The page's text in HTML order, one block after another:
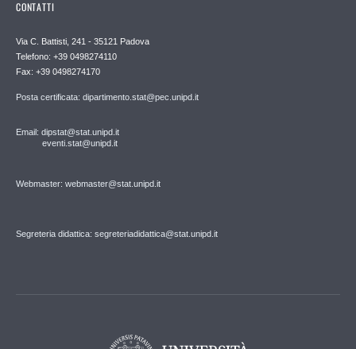
CONTATTI
Via C. Battisti, 241 - 35121 Padova
Telefono: +39 0498274110
Fax: +39 0498274170
Posta certificata: dipartimento.stat@pec.unipd.it
Email: dipstat@stat.unipd.it
eventi.stat@unipd.it
Webmaster: webmaster@stat.unipd.it
Segreteria didattica: segreteriadidattica@stat.unipd.it